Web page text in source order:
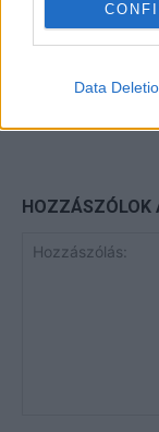
Data
HOZZÁSZÓLOK